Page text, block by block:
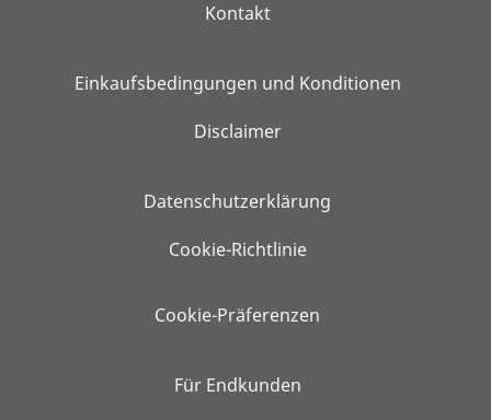
Kontakt
Einkaufsbedingungen und Konditionen
Disclaimer
Datenschutzerklärung
Cookie-Richtlinie
Cookie-Präferenzen
Für Endkunden